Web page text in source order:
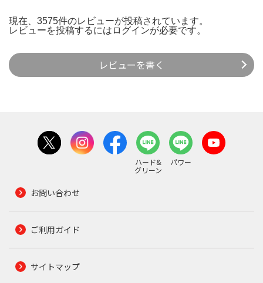
現在、3575件のレビューが投稿されています。
レビューを投稿するには ログインが必要です。
レビューを書く
ハード&
グリーン
パワー
お問い合わせ
ご利用ガイド
サイトマップ